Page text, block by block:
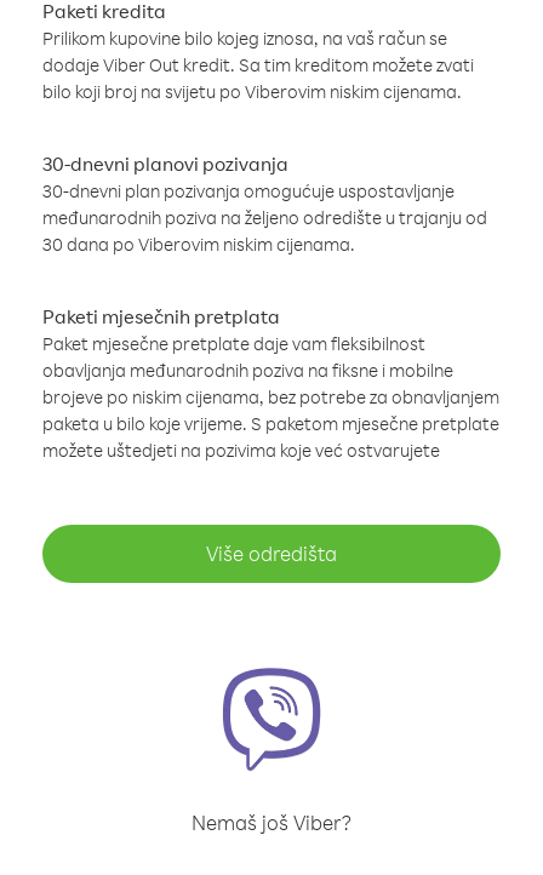
Paketi kredita
Prilikom kupovine bilo kojeg iznosa, na vaš račun se
dodaje Viber Out kredit. Sa tim kreditom možete zvati
bilo koji broj na svijetu po Viberovim niskim cijenama.
30-dnevni planovi pozivanja
30-dnevni plan pozivanja omogućuje uspostavljanje
međunarodnih poziva na željeno odredište u trajanju od
30 dana po Viberovim niskim cijenama.
Paketi mjesečnih pretplata
Paket mjesečne pretplate daje vam fleksibilnost
obavljanja međunarodnih poziva na fiksne i mobilne
brojeve po niskim cijenama, bez potrebe za obnavljanjem
paketa u bilo koje vrijeme. S paketom mjesečne pretplate
možete uštedjeti na pozivima koje već ostvarujete
Više odredišta
Nemaš još Viber?